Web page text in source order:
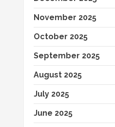
November 2025
October 2025
September 2025
August 2025
July 2025
June 2025